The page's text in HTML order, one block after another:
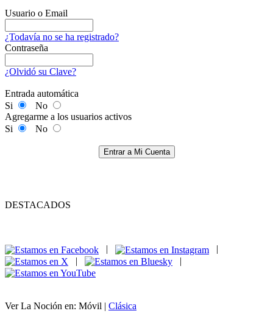
Usuario o Email
¿Todavía no se ha registrado?
Contraseña
¿Olvidó su Clave?
Entrada automática
Si
No
Agregarme a los usuarios activos
Si
No
Entrar a Mi Cuenta
DESTACADOS
|
|
Ver La Noción en: Móvil | Clásica